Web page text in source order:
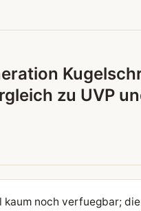
zu UVP
noch verfuegbar;